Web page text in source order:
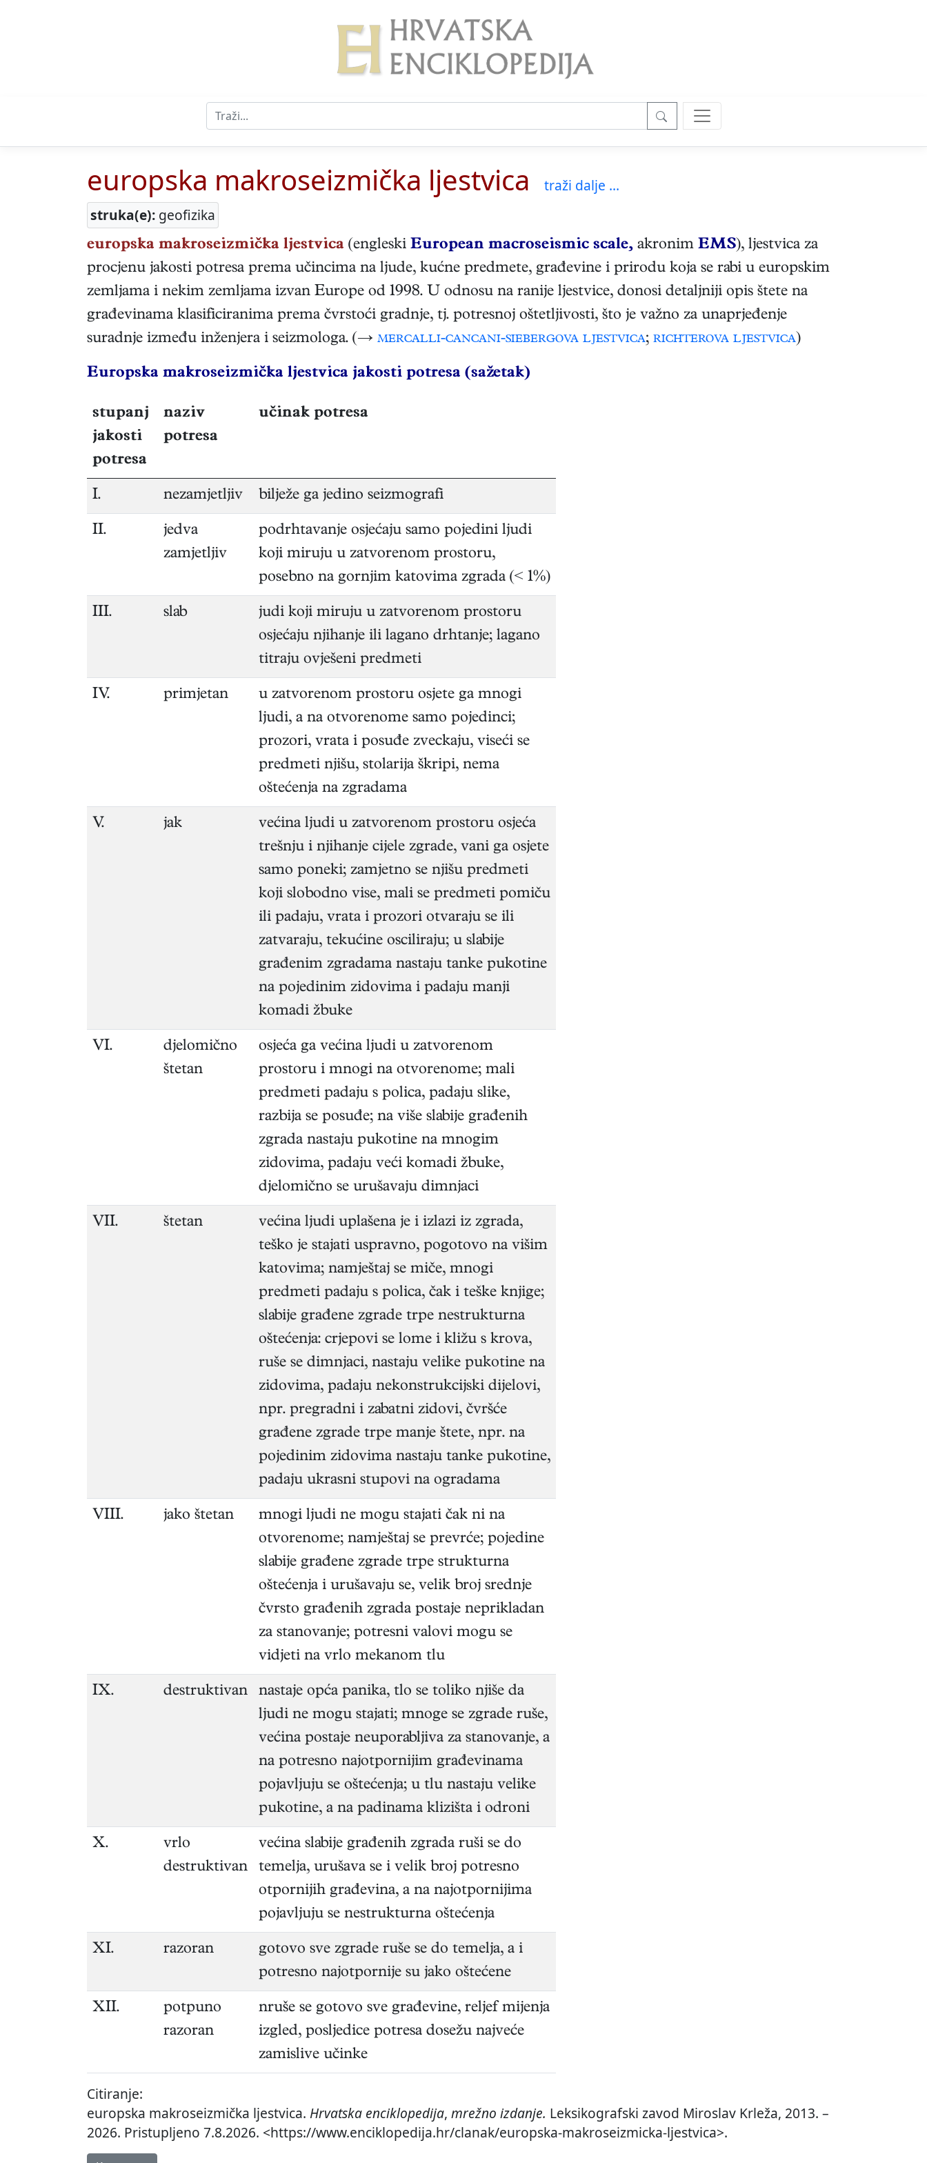
europska makroseizmička ljestvica
traži dalje ...
struka(e): geofizika
europska makroseizmička ljestvica (engleski European macroseismic scale, akronim EMS), ljestvica za
procjenu jakosti potresa prema učincima na ljude, kućne predmete, građevine i prirodu koja se rabi u europskim
zemljama i nekim zemljama izvan Europe od 1998. U odnosu na ranije ljestvice, donosi detaljniji opis štete na
građevinama klasificiranima prema čvrstoći gradnje, tj. potresnoj oštetljivosti, što je važno za unaprjeđenje
suradnje između inženjera i seizmologa. (→ mercalli-cancani-siebergova ljestvica; richterova ljestvica)
Europska makroseizmička ljestvica jakosti potresa (sažetak)
stupanj
jakosti
potresa
naziv
potresa
učinak potresa
I. nezamjetljiv bilježe ga jedino seizmografi
II.
jedva
zamjetljiv
podrhtavanje osjećaju samo pojedini ljudi
koji miruju u zatvorenom prostoru,
posebno na gornjim katovima zgrada (< 1%)
III. slab
judi koji miruju u zatvorenom prostoru
osjećaju njihanje ili lagano drhtanje; lagano
titraju ovješeni predmeti
IV. primjetan
u zatvorenom prostoru osjete ga mnogi
ljudi, a na otvorenome samo pojedinci;
prozori, vrata i posuđe zveckaju, viseći se
predmeti njišu, stolarija škripi, nema
oštećenja na zgradama
V. jak
većina ljudi u zatvorenom prostoru osjeća
trešnju i njihanje cijele zgrade, vani ga osjete
samo poneki; zamjetno se njišu predmeti
koji slobodno vise, mali se predmeti pomiču
ili padaju, vrata i prozori otvaraju se ili
zatvaraju, tekućine osciliraju; u slabije
građenim zgradama nastaju tanke pukotine
na pojedinim zidovima i padaju manji
komadi žbuke
VI.
djelomično
štetan
osjeća ga većina ljudi u zatvorenom
prostoru i mnogi na otvorenome; mali
predmeti padaju s polica, padaju slike,
razbija se posuđe; na više slabije građenih
zgrada nastaju pukotine na mnogim
zidovima, padaju veći komadi žbuke,
djelomično se urušavaju dimnjaci
VII. štetan
većina ljudi uplašena je i izlazi iz zgrada,
teško je stajati uspravno, pogotovo na višim
katovima; namještaj se miče, mnogi
predmeti padaju s polica, čak i teške knjige;
slabije građene zgrade trpe nestrukturna
oštećenja: crjepovi se lome i kližu s krova,
ruše se dimnjaci, nastaju velike pukotine na
zidovima, padaju nekonstrukcijski dijelovi,
npr. pregradni i zabatni zidovi, čvršće
građene zgrade trpe manje štete, npr. na
pojedinim zidovima nastaju tanke pukotine,
padaju ukrasni stupovi na ogradama
VIII. jako štetan
mnogi ljudi ne mogu stajati čak ni na
otvorenome; namještaj se prevrće; pojedine
slabije građene zgrade trpe strukturna
oštećenja i urušavaju se, velik broj srednje
čvrsto građenih zgrada postaje neprikladan
za stanovanje; potresni valovi mogu se
vidjeti na vrlo mekanom tlu
IX. destruktivan
nastaje opća panika, tlo se toliko njiše da
ljudi ne mogu stajati; mnoge se zgrade ruše,
većina postaje neuporabljiva za stanovanje, a
na potresno najotpornijim građevinama
pojavljuju se oštećenja; u tlu nastaju velike
pukotine, a na padinama klizišta i odroni
X.
vrlo
destruktivan
većina slabije građenih zgrada ruši se do
temelja, urušava se i velik broj potresno
otpornijih građevina, a na najotpornijima
pojavljuju se nestrukturna oštećenja
XI. razoran
gotovo sve zgrade ruše se do temelja, a i
potresno najotpornije su jako oštećene
XII.
potpuno
razoran
nruše se gotovo sve građevine, reljef mijenja
izgled, posljedice potresa dosežu najveće
zamislive učinke
Citiranje:
europska makroseizmička ljestvica. Hrvatska enciklopedija, mrežno izdanje. Leksikografski zavod Miroslav Krleža, 2013. –
2026. Pristupljeno 7.8.2026. <https://www.enciklopedija.hr/clanak/europska-makroseizmicka-ljestvica>.